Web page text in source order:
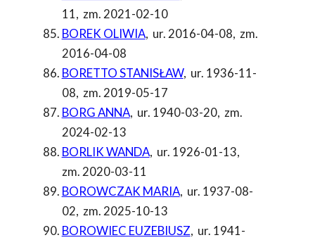
11, zm. 2021-02-10
BOREK OLIWIA, ur. 2016-04-08, zm.
2016-04-08
BORETTO STANISŁAW, ur. 1936-11-
08, zm. 2019-05-17
BORG ANNA, ur. 1940-03-20, zm.
2024-02-13
BORLIK WANDA, ur. 1926-01-13,
zm. 2020-03-11
BOROWCZAK MARIA, ur. 1937-08-
02, zm. 2025-10-13
BOROWIEC EUZEBIUSZ, ur. 1941-